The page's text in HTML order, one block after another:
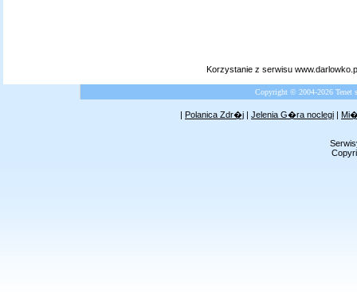
Korzystanie z serwisu
Copyright © 2004-2026
| Polanica Zdr�j | Jelenia G�ra noclegi |